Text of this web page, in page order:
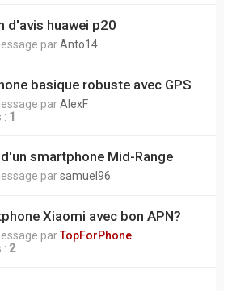
d'avis huawei p20
parAnto14
basique robuste avec GPS
parAlexF
: 1
smartphone Mid-Range
parsamuel96
Xiaomi avec bon APN?
parTopForPhone
: 2